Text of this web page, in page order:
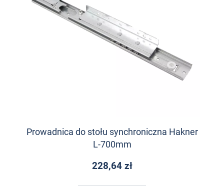
Prowadnica do stołu synchroniczna Hakner
L-700mm
228,64 zł